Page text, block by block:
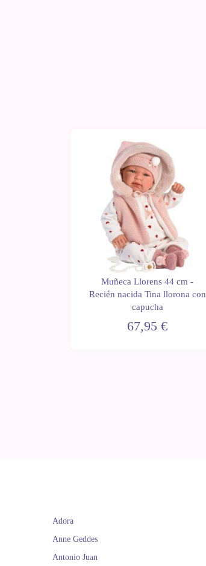
Muñeca Llorens 44 cm -
Recién nacida Tina llorona con
capucha
67,95 €
Adora
Anne Geddes
Antonio Juan